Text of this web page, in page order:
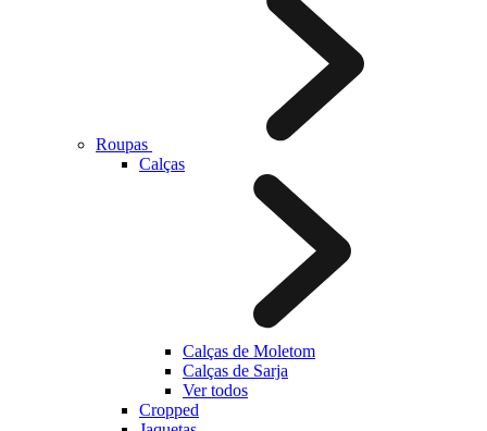
Roupas
Calças
Calças de Moletom
Calças de Sarja
Ver todos
Cropped